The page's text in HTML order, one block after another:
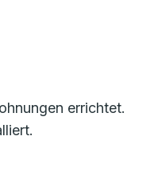
errichtet.